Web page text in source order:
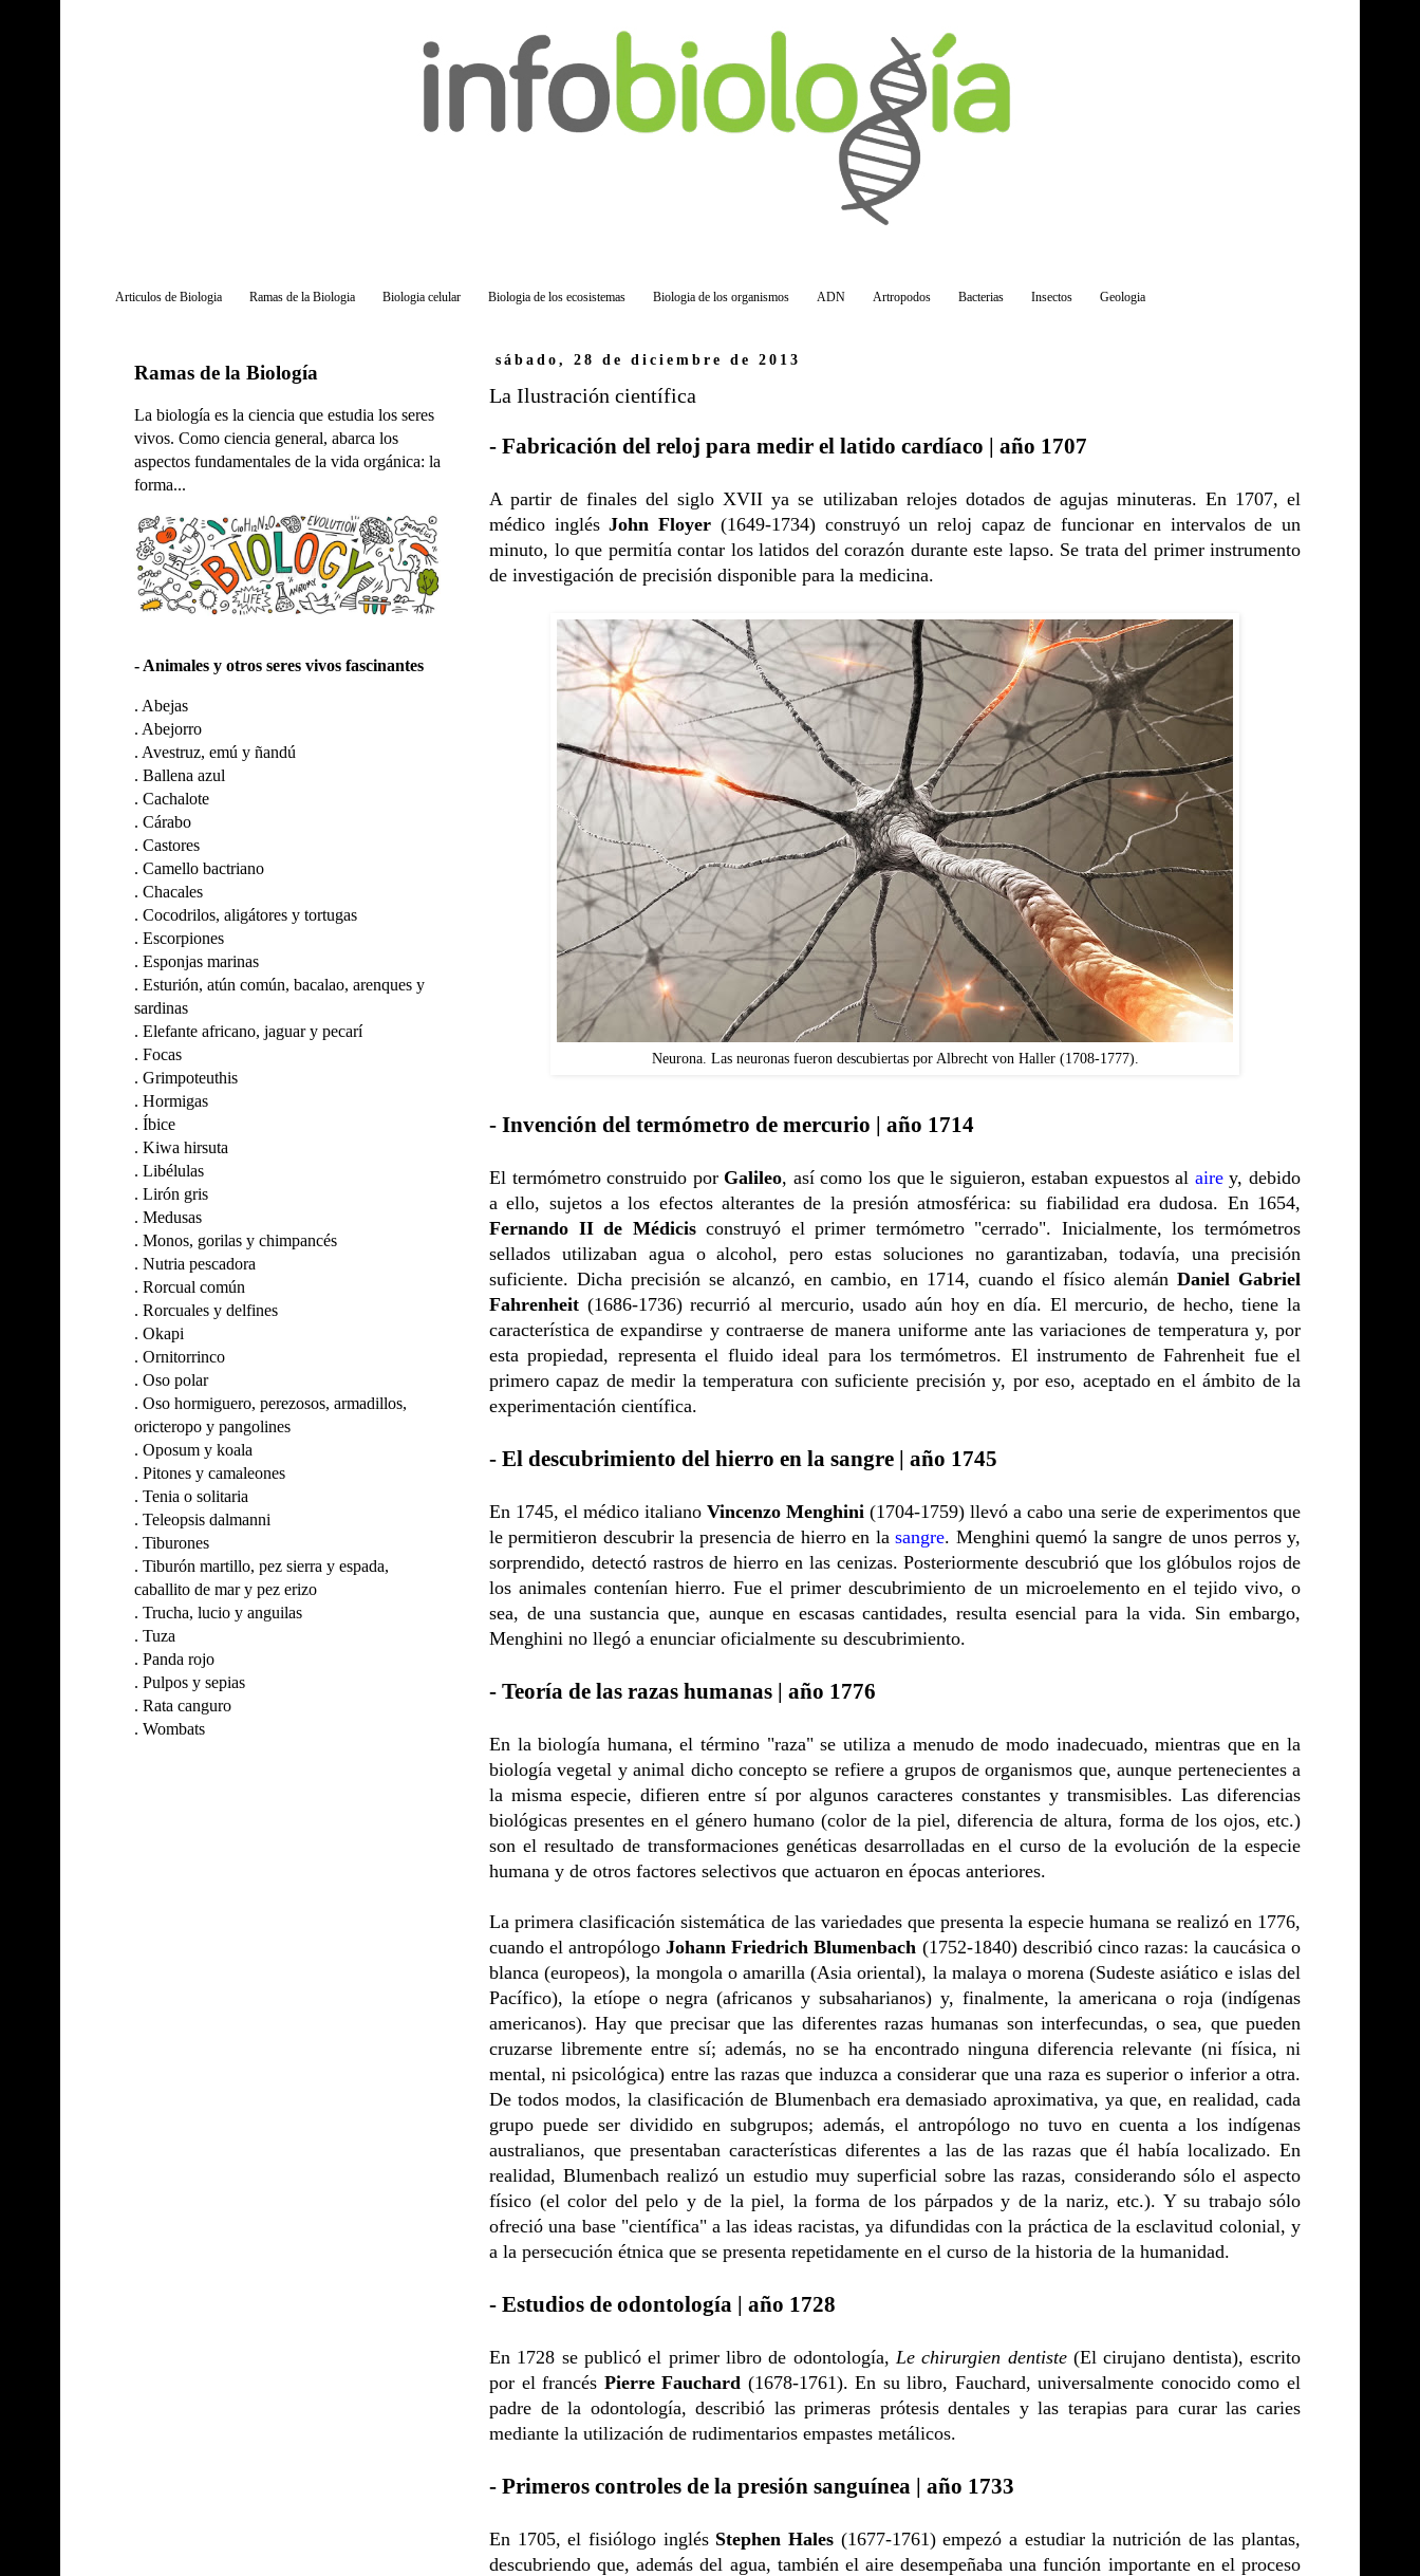
Articulos de Biologia Ramas de la Biologia Biologia celular Biologia de los ecosistemas Biologia de los organismos ADN Artropodos Bacterias Insectos Geologia
sábado, 28 de diciembre de 2013
La Ilustración científica
- Fabricación del reloj para medir el latido cardíaco | año 1707
A partir de finales del siglo XVII ya se utilizaban relojes dotados de agujas minuteras. En 1707, el
médico inglésJohn Floyer (1649-1734) construyó un reloj capaz de funcionar en intervalos de un
minuto, lo que permitía contar los latidos del corazón durante este lapso. Se trata del primer instrumento
de investigación de precisión disponible para la medicina.
Neurona. Las neuronas fueron descubiertas por Albrecht von Haller (1708-1777).
- Invención del termómetro de mercurio | año 1714
El termómetro construido por Galileo, así como los que le siguieron, estaban expuestos al airey, debido
a ello, sujetos a los efectos alterantes de la presión atmosférica: su fiabilidad era dudosa. En 1654,
Fernando II de Médicisconstruyó el primer termómetro "cerrado". Inicialmente, los termómetros
sellados utilizaban agua o alcohol, pero estas soluciones no garantizaban, todavía, una precisión
suficiente. Dicha precisión se alcanzó, en cambio, en 1714, cuando el físico alemánDaniel Gabriel
Fahrenheit (1686-1736) recurrió al mercurio, usado aún hoy en día. El mercurio, de hecho, tiene la
característica de expandirse y contraerse de manera uniforme ante las variaciones de temperatura y, por
esta propiedad, representa el fluido ideal para los termómetros. El instrumento de Fahrenheit fue el
primero capaz de medir la temperatura con suficiente precisión y, por eso, aceptado en el ámbito de la
experimentación científica.
- El descubrimiento del hierro en la sangre | año 1745
En 1745, el médico italiano Vincenzo Menghini (1704-1759) llevó a cabo una serie de experimentos que
le permitieron descubrir la presencia de hierro en lasangre. Menghini quemó la sangre de unos perros y,
sorprendido, detectó rastros de hierro en las cenizas. Posteriormente descubrió que los glóbulos rojos de
los animales contenían hierro. Fue el primer descubrimiento de un microelemento en el tejido vivo, o
sea, de una sustancia que, aunque en escasas cantidades, resulta esencial para la vida. Sin embargo,
Menghini no llegó a enunciar oficialmente su descubrimiento.
- Teoría de las razas humanas | año 1776
En la biología humana, el término "raza" se utiliza a menudo de modo inadecuado, mientras que en la
biología vegetal y animal dicho concepto se refiere a grupos de organismos que, aunque pertenecientes a
la misma especie, difieren entre sí por algunos caracteres constantes y transmisibles. Las diferencias
biológicas presentes en el género humano (color de la piel, diferencia de altura, forma de los ojos, etc.)
son el resultado de transformaciones genéticas desarrolladas en el curso de la evolución de la especie
humana y de otros factores selectivos que actuaron en épocas anteriores.
La primera clasificación sistemática de las variedades que presenta la especie humana se realizó en 1776,
cuando el antropólogoJohann Friedrich Blumenbach (1752-1840) describió cinco razas: la caucásica o
blanca (europeos), la mongola o amarilla (Asia oriental), la malaya o morena (Sudeste asiático e islas del
Pacífico), la etíope o negra (africanos y subsaharianos) y, finalmente, la americana o roja (indígenas
americanos). Hay que precisar que las diferentes razas humanas son interfecundas, o sea, que pueden
cruzarse libremente entre sí; además, no se ha encontrado ninguna diferencia relevante (ni física, ni
mental, ni psicológica) entre las razas que induzca a considerar que una raza es superior o inferior a otra.
De todos modos, la clasificación de Blumenbach era demasiado aproximativa, ya que, en realidad, cada
grupo puede ser dividido en subgrupos; además, el antropólogo no tuvo en cuenta a los indígenas
australianos, que presentaban características diferentes a las de las razas que él había localizado. En
realidad, Blumenbach realizó un estudio muy superficial sobre las razas, considerando sólo el aspecto
físico (el color del pelo y de la piel, la forma de los párpados y de la nariz, etc.). Y su trabajo sólo
ofreció una base "científica" a las ideas racistas, ya difundidas con la práctica de la esclavitud colonial, y
a la persecución étnica que se presenta repetidamente en el curso de la historia de la humanidad.
- Estudios de odontología | año 1728
En 1728 se publicó el primer libro de odontología, Le chirurgien dentiste(El cirujano dentista), escrito
por el francés Pierre Fauchard (1678-1761). En su libro, Fauchard, universalmente conocido como el
padre de la odontología, describió las primeras prótesis dentales y las terapias para curar las caries
mediante la utilización de rudimentarios empastes metálicos.
- Primeros controles de la presión sanguínea | año 1733
En 1705, el fisiólogo inglés Stephen Hales (1677-1761) empezó a estudiar la nutrición de las plantas,
descubriendo que, además del agua, también el aire desempeñaba una función importante en el proceso
Ramas de la Biología
La biología es la ciencia que estudia los seres
vivos. Como ciencia general, abarca los
aspectos fundamentales de la vida orgánica: la
forma...
- Animales y otros seres vivos fascinantes
. Abejas
. Abejorro
. Avestruz, emú y ñandú
. Ballena azul
. Cachalote
. Cárabo
. Castores
. Camello bactriano
. Chacales
. Cocodrilos, aligátores y tortugas
. Escorpiones
. Esponjas marinas
. Esturión, atún común, bacalao, arenques y
sardinas
. Elefante africano, jaguar y pecarí
. Focas
. Grimpoteuthis
. Hormigas
. Íbice
. Kiwa hirsuta
. Libélulas
. Lirón gris
. Medusas
. Monos, gorilas y chimpancés
. Nutria pescadora
. Rorcual común
. Rorcuales y delfines
. Okapi
. Ornitorrinco
. Oso polar
. Oso hormiguero, perezosos, armadillos,
oricteropo y pangolines
. Oposum y koala
. Pitones y camaleones
. Tenia o solitaria
. Teleopsis dalmanni
. Tiburones
. Tiburón martillo, pez sierra y espada,
caballito de mar y pez erizo
. Trucha, lucio y anguilas
. Tuza
. Panda rojo
. Pulpos y sepias
. Rata canguro
. Wombats